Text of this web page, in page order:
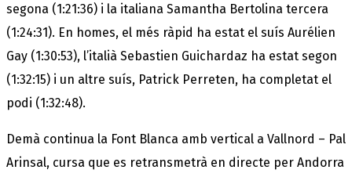
segona (1:21:36) i la italiana Samantha Bertolina tercera
(1:24:31). En homes, el més ràpid ha estat el suís Aurélien
Gay (1:30:53), l’italià Sebastien Guichardaz ha estat segon
(1:32:15) i un altre suís, Patrick Perreten, ha completat el
podi (1:32:48).
Demà continua la Font Blanca amb vertical a Vallnord – Pal
Arinsal, cursa que es retransmetrà en directe per Andorra